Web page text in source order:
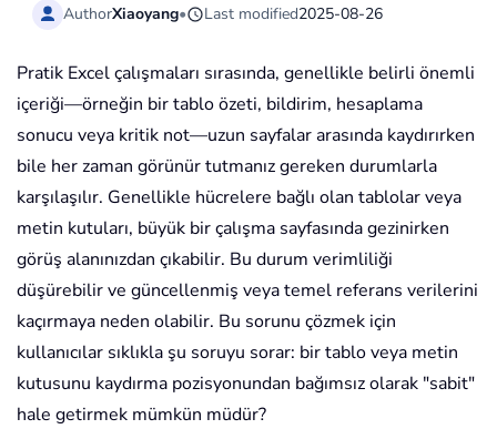
AuthorXiaoyang• Last modified2025-08-26
Pratik Excel çalışmaları sırasında, genellikle belirli önemli
içeriği—örneğin bir tablo özeti, bildirim, hesaplama
sonucu veya kritik not—uzun sayfalar arasında kaydırırken
bile her zaman görünür tutmanız gereken durumlarla
karşılaşılır. Genellikle hücrelere bağlı olan tablolar veya
metin kutuları, büyük bir çalışma sayfasında gezinirken
görüş alanınızdan çıkabilir. Bu durum verimliliği
düşürebilir ve güncellenmiş veya temel referans verilerini
kaçırmaya neden olabilir. Bu sorunu çözmek için
kullanıcılar sıklıkla şu soruyu sorar: bir tablo veya metin
kutusunu kaydırma pozisyonundan bağımsız olarak "sabit"
hale getirmek mümkün müdür?